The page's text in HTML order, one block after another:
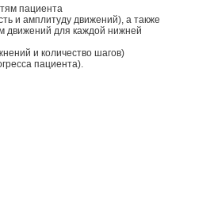
пациента
и амплитуду движений), а также
движений для каждой нижней
и количество шагов)
пациента).